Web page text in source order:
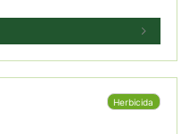
Herbicida